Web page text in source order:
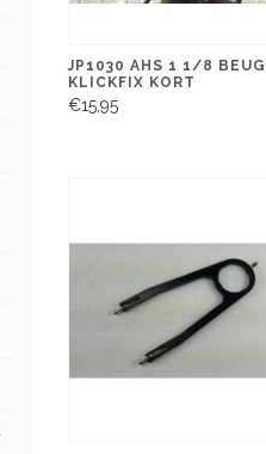
JP1030 AHS 1 1/8
KLICKFIX KORT
€15,95